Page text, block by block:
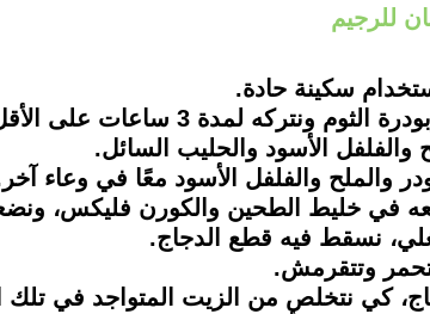
للرجيم